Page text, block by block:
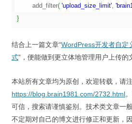
	add_filter
( 'upload_size_limit',
}
结合上一篇文章“WordPress开发者自定
式”，便能做到更立体地管理用户上传的
本站所有文章均为原创，欢迎转载，请
https://blog.brain1981.com/2732.html
可信，搜索请谨慎鉴别。技术类文章一
不定期对自己的博文进行修正和更新，